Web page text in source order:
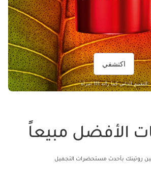
اكتشفي
* التقييم الذاتي كما رأته 111 امرأة.
الأفضل مبيعاً
روتينك بأحدث مستحضرات التجميل